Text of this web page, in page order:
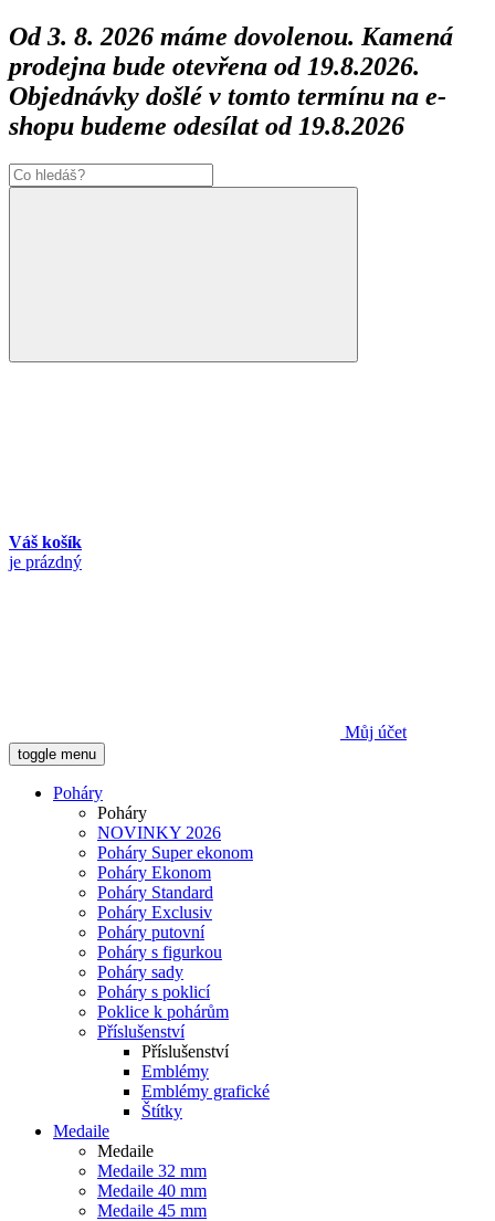
Od 3. 8. 2026 máme dovolenou. Kamená
prodejna bude otevřena od 19.8.2026.
Objednávky došlé v tomto termínu na e-
shopu budeme odesílat od 19.8.2026
Váš košík
je prázdný
Můj účet
toggle menu
Poháry
Poháry
NOVINKY 2026
Poháry Super ekonom
Poháry Ekonom
Poháry Standard
Poháry Exclusiv
Poháry putovní
Poháry s figurkou
Poháry sady
Poháry s poklicí
Poklice k pohárům
Příslušenství
Příslušenství
Emblémy
Emblémy grafické
Štítky
Medaile
Medaile
Medaile 32 mm
Medaile 40 mm
Medaile 45 mm